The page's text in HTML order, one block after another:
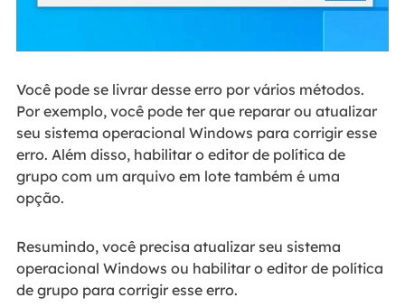
Você pode se livrar desse erro por vários métodos.
Por exemplo, você pode ter que reparar ou atualizar
seu sistema operacional Windows para corrigir esse
erro. Além disso, habilitar o editor de política de
grupo com um arquivo em lote também é uma
opção.
Resumindo, você precisa atualizar seu sistema
operacional Windows ou habilitar o editor de política
de grupo para corrigir esse erro.